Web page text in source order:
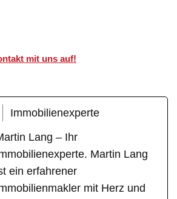
mit uns auf!
Immobilienexperte
Lang – Ihr
Martin Lang
ein erfahrener
mit Herz und